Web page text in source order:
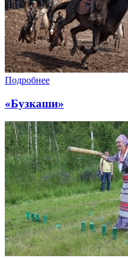
Подробнее
«Бузкаши»